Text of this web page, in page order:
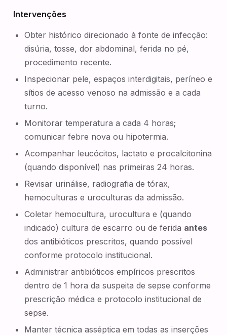
Intervenções
Obter histórico direcionado à fonte de infecção:
disúria, tosse, dor abdominal, ferida no pé,
procedimento recente.
Inspecionar pele, espaços interdigitais, períneo e
sítios de acesso venoso na admissão e a cada
turno.
Monitorar temperatura a cada 4 horas;
comunicar febre nova ou hipotermia.
Acompanhar leucócitos, lactato e procalcitonina
(quando disponível) nas primeiras 24 horas.
Revisar urinálise, radiografia de tórax,
hemoculturas e uroculturas da admissão.
Coletar hemocultura, urocultura e (quando
indicado) cultura de escarro ou de ferida antes
dos antibióticos prescritos, quando possível
conforme protocolo institucional.
Administrar antibióticos empíricos prescritos
dentro de 1 hora da suspeita de sepse conforme
prescrição médica e protocolo institucional de
sepse.
Manter técnica asséptica em todas as inserções